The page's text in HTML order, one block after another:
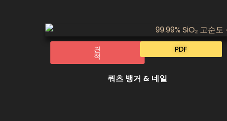
견
적
PDF
쿼츠 뱅거 & 네일